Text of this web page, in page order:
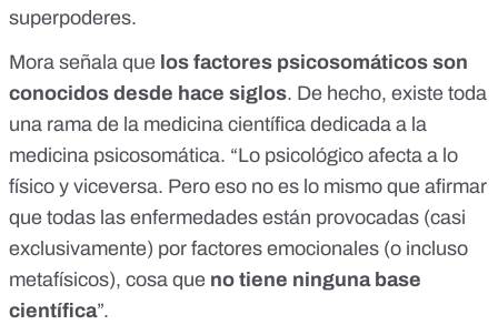
superpoderes.
Mora señala que los factores psicosomáticos son
conocidos desde hace siglos. De hecho, existe toda
una rama de la medicina científica dedicada a la
medicina psicosomática. “Lo psicológico afecta a lo
físico y viceversa. Pero eso no es lo mismo que afirmar
que todas las enfermedades están provocadas (casi
exclusivamente) por factores emocionales (o incluso
metafísicos), cosa que no tiene ninguna base
científica”.